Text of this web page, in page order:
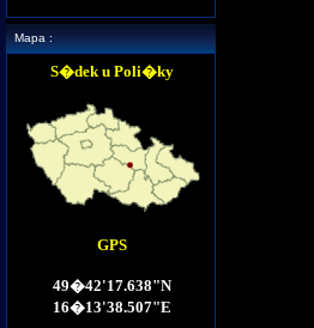
Mapa :